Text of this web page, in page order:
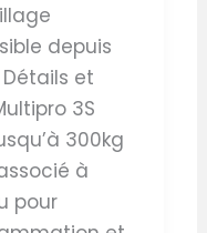
depuis
Détails et
3S
300kg
à
pour